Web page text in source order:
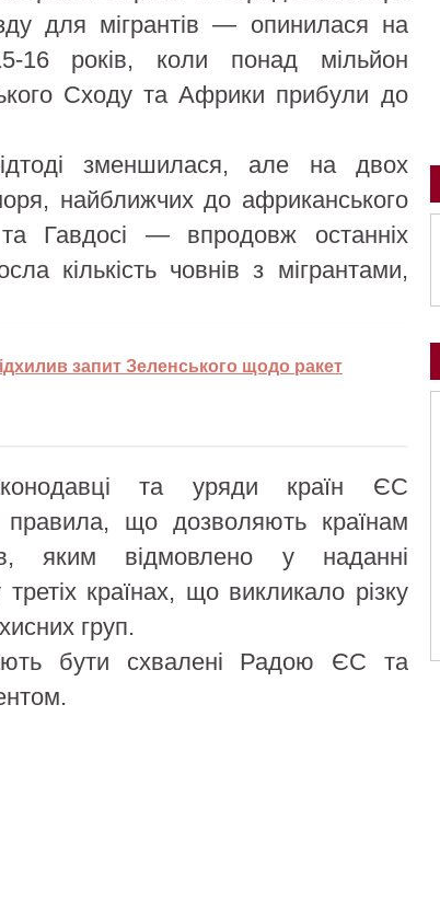
для мігрантів — опинилася на
16 років, коли понад мільйон
Сходу та Африки прибули до
зменшилася, але на двох
найближчих до африканського
Гавдосі — впродовж останніх
кількість човнів з мігрантами,
запит Зеленського щодо ракет
та уряди країн ЄС
що дозволяють країнам
яким відмовлено у наданні
країнах, що викликало різку
груп.
бути схвалені Радою ЄС та